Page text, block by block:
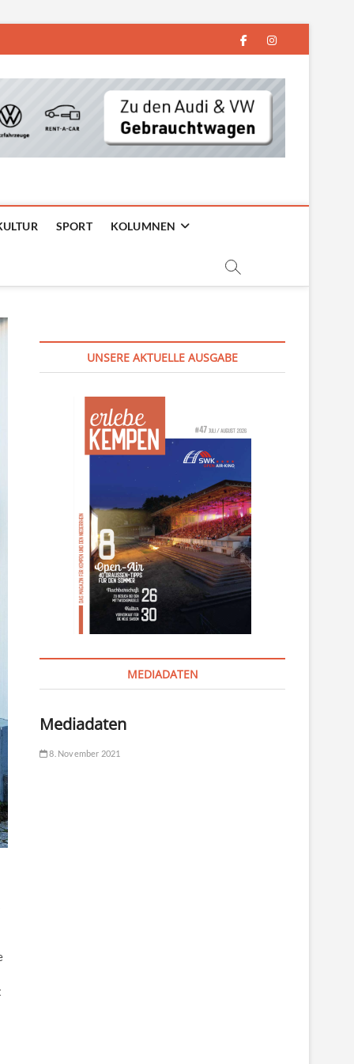
facebookinstagram
SPORT KOLUMNEN
UNSERE AKTUELLE AUSGABE
MEDIADATEN
Mediadaten
8. November 2021